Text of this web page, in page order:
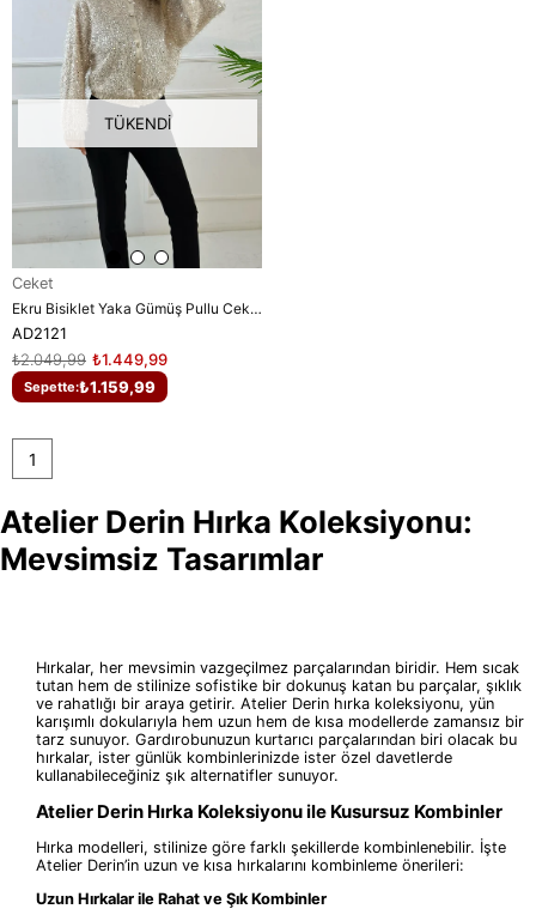
TÜKENDI
Ceket
Ekru Bisiklet Yaka Gümüş Pullu Ceket
AD2121
₺1.449,99
₺2.049,99
Sepette:₺1.159,99
1
Atelier Derin Hırka Koleksiyonu:
Mevsimsiz Tasarımlar
Hırkalar, her mevsimin vazgeçilmez parçalarından biridir. Hem sıcak
tutan hem de stilinize sofistike bir dokunuş katan bu parçalar, şıklık
ve rahatlığı bir araya getirir. Atelier Derin hırka koleksiyonu, yün
karışımlı dokularıyla hem uzun hem de kısa modellerde zamansız bir
tarz sunuyor. Gardırobunuzun kurtarıcı parçalarından biri olacak bu
hırkalar, ister günlük kombinlerinizde ister özel davetlerde
kullanabileceğiniz şık alternatifler sunuyor.
Atelier Derin Hırka Koleksiyonu ile Kusursuz Kombinler
Hırka modelleri, stilinize göre farklı şekillerde kombinlenebilir. İşte
Atelier Derin’in uzun ve kısa hırkalarını kombinleme önerileri:
Uzun Hırkalar ile Rahat ve Şık Kombinler